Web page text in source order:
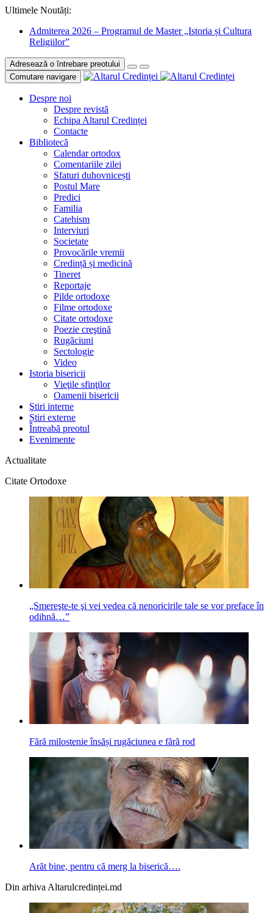
Ultimele Noutăți:
Admiterea 2026 – Programul de Master „Istoria și Cultura
Religiilor”
Adresează o întrebare preotului
Comutare navigare
Despre noi
Despre revistă
Echipa Altarul Credinței
Contacte
Bibliotecă
Calendar ortodox
Comentariile zilei
Sfaturi duhovnicești
Postul Mare
Predici
Familia
Catehism
Interviuri
Societate
Provocările vremii
Credință și medicină
Tineret
Reportaje
Pilde ortodoxe
Filme ortodoxe
Citate ortodoxe
Poezie creştină
Rugăciuni
Sectologie
Video
Istoria bisericii
Vieţile sfinţilor
Oamenii bisericii
Ştiri interne
Știri externe
Întreabă preotul
Evenimente
Actualitate
Citate Ortodoxe
„Smereşte-te şi vei vedea că nenoricirile tale se vor preface în
odihnă…”
Fără milostenie însăși rugăciunea e fără rod
Arăt bine, pentru că merg la biserică….
Din arhiva Altarulcredinței.md